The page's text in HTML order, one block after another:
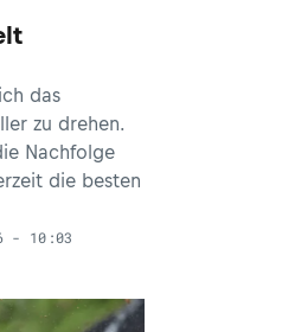
das
zu drehen.
Nachfolge
die besten
- 10:03